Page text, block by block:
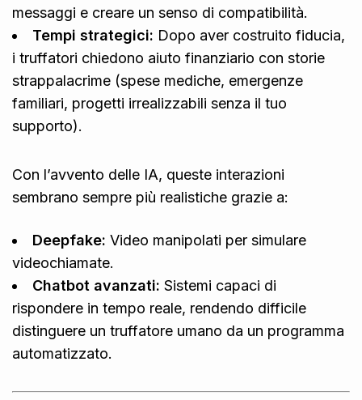
messaggi e creare un senso di compatibilità.
Tempi strategici: Dopo aver costruito fiducia,
i truffatori chiedono aiuto finanziario con storie
strappalacrime (spese mediche, emergenze
familiari, progetti irrealizzabili senza il tuo
supporto).
Con l’avvento delle IA, queste interazioni
sembrano sempre più realistiche grazie a:
Deepfake: Video manipolati per simulare
videochiamate.
Chatbot avanzati: Sistemi capaci di
rispondere in tempo reale, rendendo difficile
distinguere un truffatore umano da un programma
automatizzato.